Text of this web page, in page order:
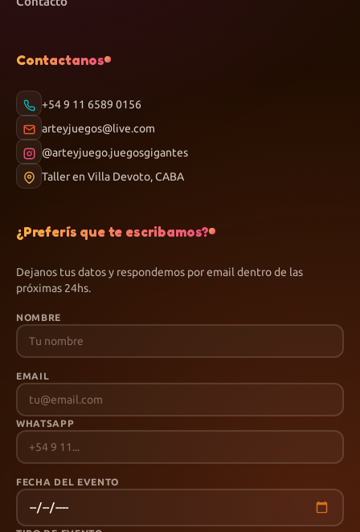
Contactanos
+54 9 11 6589 0156
arteyjuegos@live.com
@arteyjuego.juegosgigantes
Taller en Villa Devoto, CABA
¿Preferís que te escribamos?
Dejanos tus datos y respondemos por email dentro de las
próximas 24hs.
NOMBRE
EMAIL
WHATSAPP
FECHA DEL EVENTO